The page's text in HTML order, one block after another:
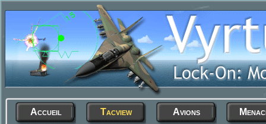
Accueil Tacview Avions